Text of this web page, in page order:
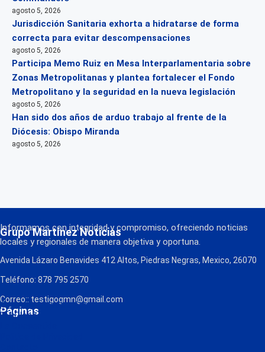
agosto 5, 2026
Jurisdicción Sanitaria exhorta a hidratarse de forma
correcta para evitar descompensaciones
agosto 5, 2026
Participa Memo Ruiz en Mesa Interparlamentaria sobre
Zonas Metropolitanas y plantea fortalecer el Fondo
Metropolitano y la seguridad en la nueva legislación
agosto 5, 2026
Han sido dos años de arduo trabajo al frente de la
Diócesis: Obispo Miranda
agosto 5, 2026
Grupo Martínez Noticias
Informamos con integridad y compromiso, ofreciendo noticias
locales y regionales de manera objetiva y oportuna.
Avenida Lázaro Benavides 412 Altos, Piedras Negras, Mexico, 26070
Teléfono: 878 795 2570
Correo:: testigogmn@gmail.com
Páginas
¡Descarga nuestra App!
FM Globo